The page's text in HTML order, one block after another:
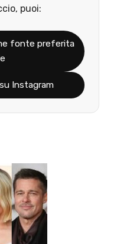
puoi:
fonte preferita
Instagram